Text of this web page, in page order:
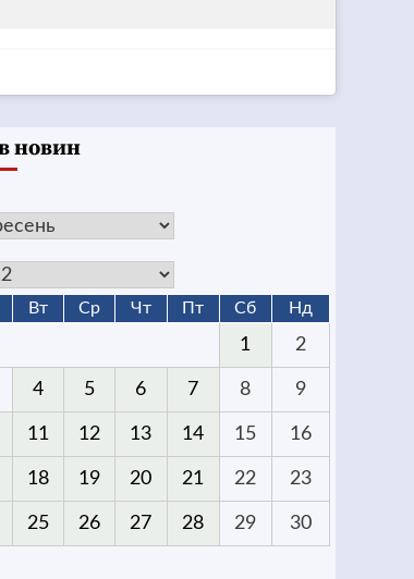
новин
Вт Ср Чт Пт Сб Нд
1 2
4 5 6 7 8 9
11 12 13 14 15 16
18 19 20 21 22 23
25 26 27 28 29 30